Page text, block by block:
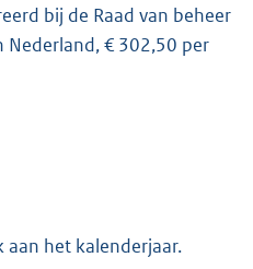
bij de Raad van beheer
Nederland, € 302,50 per
aan het kalenderjaar.